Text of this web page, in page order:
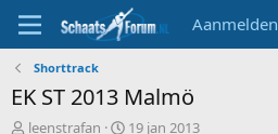
Aanmelden
Shorttrack
EK ST 2013 Malmö
T
leenstrafan
S19 jan 2013